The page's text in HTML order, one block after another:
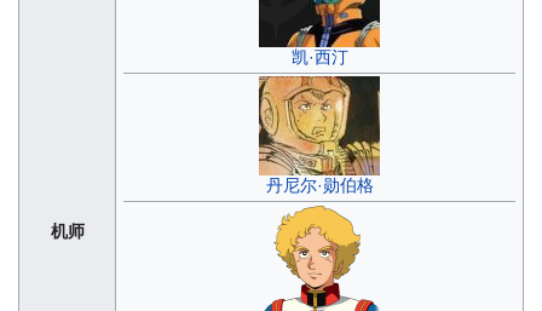
机师
凯·西汀
丹尼尔·勋伯格